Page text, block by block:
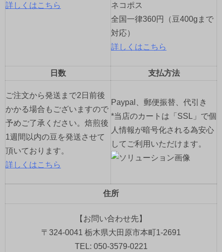
詳しくはこちら
ネコポス
全国一律360円（豆400gまで
対応）
詳しくはこちら
日数 支払方法
ご注文から発送まで2日前後
かかる場合もございますので
予めご了承ください。焙煎後
1週間以内の豆を発送させて
頂いております。
詳しくはこちら
Paypal、郵便振替、代引き
*当店のカートは「SSL」で個
人情報が暗号化される為安心
してご利用いただけます。
住所
【お問い合わせ先】
〒324-0041 栃木県大田原市本町1-2691
TEL: 050-3579-0221